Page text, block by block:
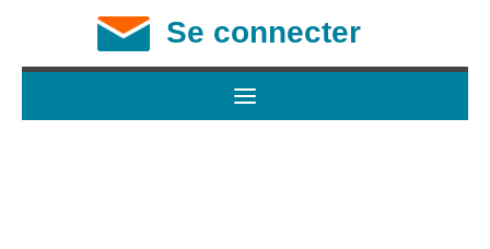
Se connecter